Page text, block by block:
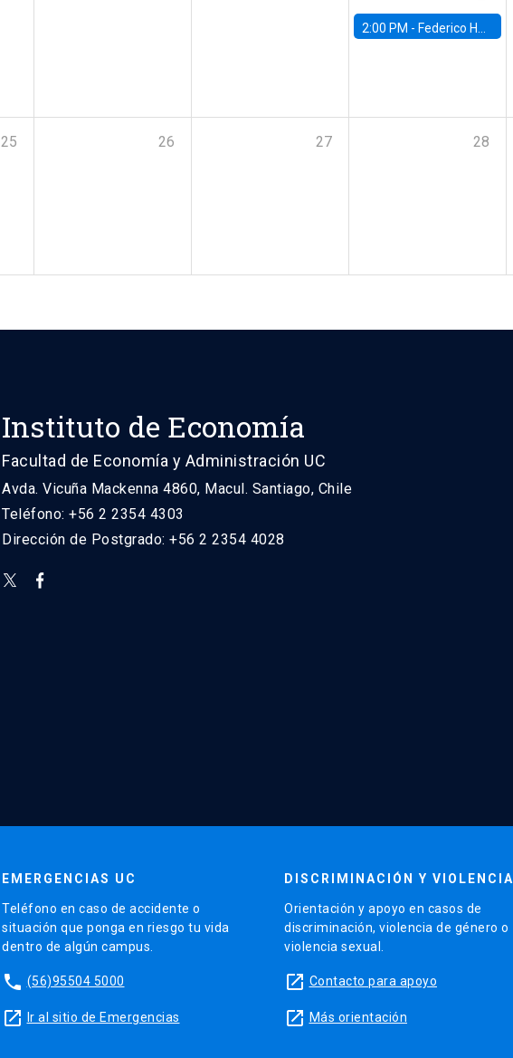
2:00 PM - Federico Huneeus - Banco Central de Chile
25 26 27 28
Instituto de Economía
Facultad de Economía y Administración UC
Avda. Vicuña Mackenna 4860, Macul. Santiago, Chile
Teléfono: +56 2 2354 4303
Dirección de Postgrado: +56 2 2354 4028
EMERGENCIAS UC
Teléfono en caso de accidente o
situación que ponga en riesgo tu vida
dentro de algún campus.
phone (56)95504 5000
launch Ir al sitio de Emergencias
DISCRIMINACIÓN Y VIOLENCIA
Orientación y apoyo en casos de
discriminación, violencia de género o
violencia sexual.
launch Contacto para apoyo
launch Más orientación